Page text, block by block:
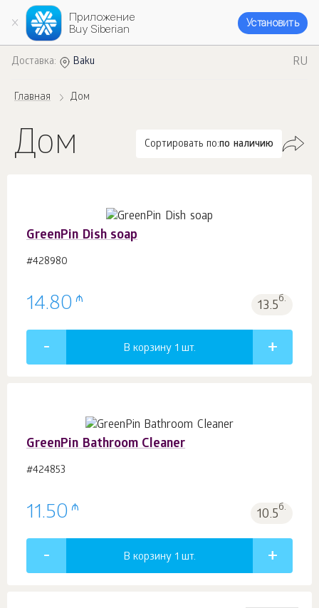
Приложение
Buy Siberian
Установить
Доставка: Baku RU
Главная Дом
Дом Сортировать по:по наличию
GreenPin Dish soap
#428980
14.80 ₼ 13.5б.
В корзину 1 шт.
GreenPin Bathroom Cleaner
#424853
11.50 ₼ 10.5б.
В корзину 1 шт.